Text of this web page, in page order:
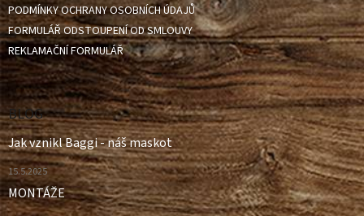
PODMÍNKY OCHRANY OSOBNÍCH ÚDAJŮ
FORMULÁŘ ODSTOUPENÍ OD SMLOUVY
REKLAMAČNÍ FORMULÁŘ
BLOG
Jak vznikl Baggi - náš maskot
15.5.2025
MONTÁŽE